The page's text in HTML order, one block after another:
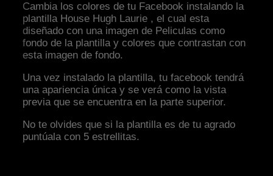
Cambia los colores de tu Facebook instalando la
plantilla House Hugh Laurie , el cual esta
diseñado con una imagen de Peliculas como
fondo de la plantilla y colores que contrastan con
esta imagen de fondo.
Una vez instalado la plantilla, tu facebook tendrá
una apariencia única y se verá como la vista
previa que se encuentra en la parte superior.
No te olvides que si la plantilla es de tu agrado
puntúala con 5 estrellitas.